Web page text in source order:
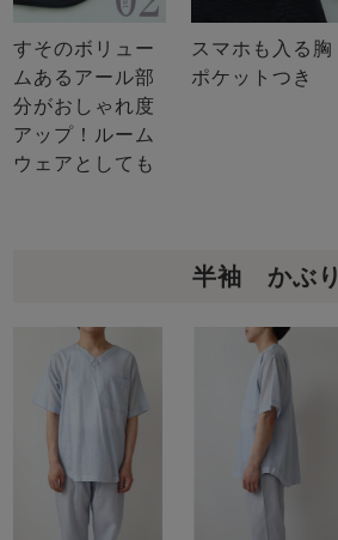
すそのボリュー
ムあるアール部
分がおしゃれ度
アップ！ルーム
ウェアとしても
スマホも入る胸
ポケットつき
半袖 かぶり